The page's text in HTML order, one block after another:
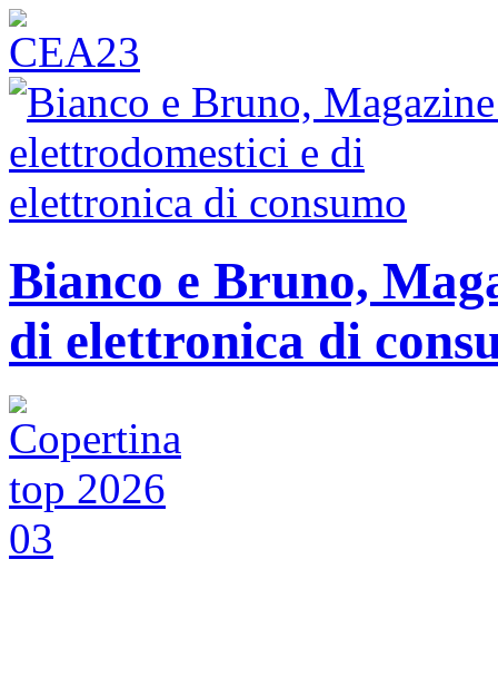
Bianco e Bruno,
di elettronica di